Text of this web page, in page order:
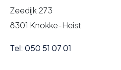
Zeedijk 273
8301 Knokke-Heist
Tel: 050 51 07 01